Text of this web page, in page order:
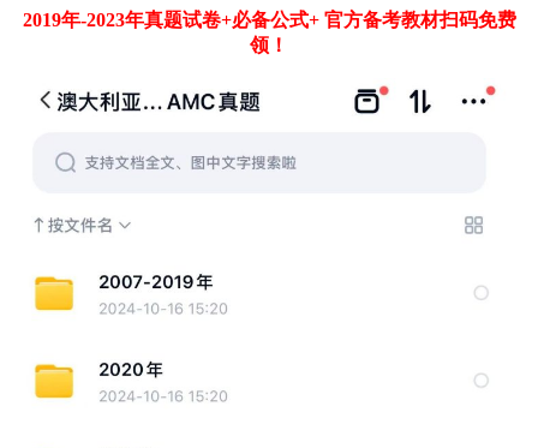
2019年-2023年真题试卷+必备公式+ 官方备考教材扫码免费
领！